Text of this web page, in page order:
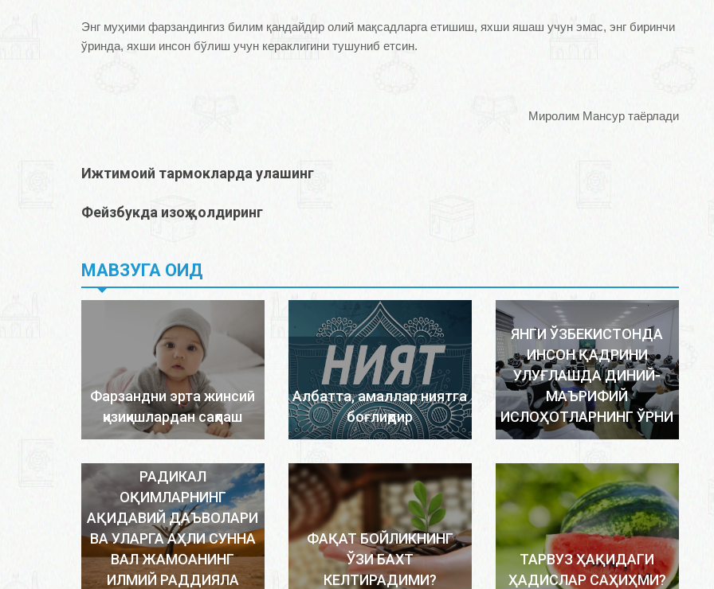
Энг муҳими фарзандингиз билим қандайдир олий мақсадларга етишиш, яхши яшаш учун эмас, энг биринчи
ўринда, яхши инсон бўлиш учун кераклигини тушуниб етсин.
Миролим Мансур таёрлади
Ижтимоий тармокларда улашинг
Фейзбукда изоҳ қолдиринг
МАВЗУГА ОИД
Фарзандни эрта жинсий
қизиқишлардан сақлаш
Албатта, амаллар ниятга
боғлиқдир
ЯНГИ ЎЗБЕКИСТОНДА
ИНСОН ҚАДРИНИ
УЛУҒЛАШДА ДИНИЙ-
МАЪРИФИЙ
ИСЛОҲОТЛАРНИНГ ЎРНИ
РАДИКАЛ
ОҚИМЛАРНИНГ
АҚИДАВИЙ ДАЪВОЛАРИ
ВА УЛАРГА АҲЛИ СУННА
ВАЛ ЖАМОАНИНГ
ИЛМИЙ РАДДИЯЛА
ФАҚАТ БОЙЛИКНИНГ
ЎЗИ БАХТ
КЕЛТИРАДИМИ?
ТАРВУЗ ҲАҚИДАГИ
ҲАДИСЛАР САҲИҲМИ?